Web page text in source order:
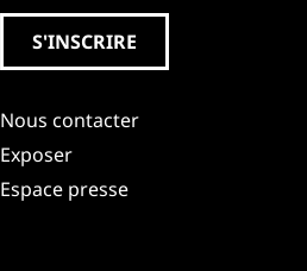
S'INSCRIRE
Nous contacter
Exposer
Espace presse